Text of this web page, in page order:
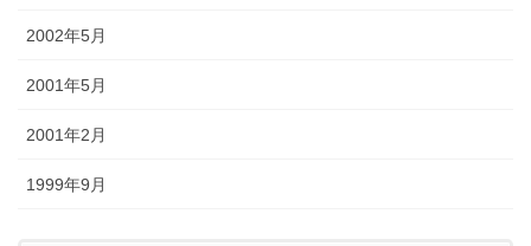
2002年5月
2001年5月
2001年2月
1999年9月